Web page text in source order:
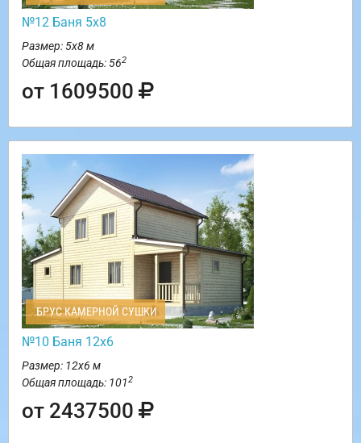
№12 Баня 5х8
Размер: 5х8 м
Общая площадь: 562
от 1609500
БРУС КАМЕРНОЙ СУШКИ
№10 Баня 12х6
Размер: 12х6 м
Общая площадь: 1012
от 2437500